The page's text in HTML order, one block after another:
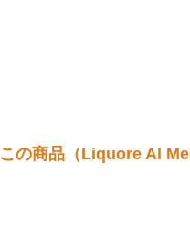
この商品（Liquore Al